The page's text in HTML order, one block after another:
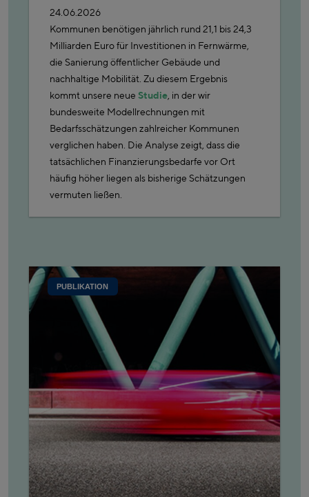
24.06.2026
Kommunen benötigen jährlich rund 21,1 bis 24,3
Milliarden Euro für Investitionen in Fernwärme,
die Sanierung öffentlicher Gebäude und
nachhaltige Mobilität. Zu diesem Ergebnis
kommt unsere neue Studie , in der wir
bundesweite Modellrechnungen mit
Bedarfsschätzungen zahlreicher Kommunen
verglichen haben. Die Analyse zeigt, dass die
tatsächlichen Finanzierungsbedarfe vor Ort
häufig höher liegen als bisherige Schätzungen
vermuten ließen.
PUBLIKATION